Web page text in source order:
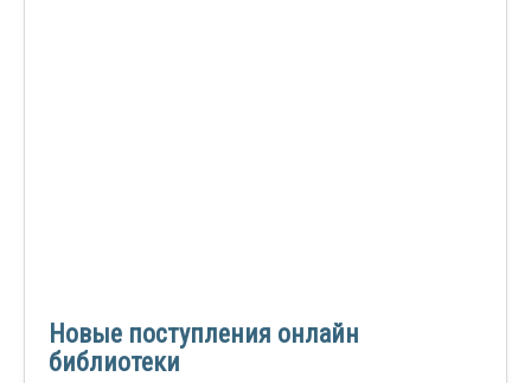
Новые поступления онлайн
библиотеки